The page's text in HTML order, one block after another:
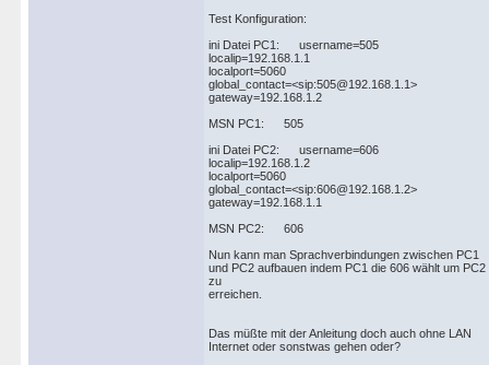
Test Konfiguration:
ini Datei PC1: username=505
localip=192.168.1.1
localport=5060
global_contact=<sip:505@192.168.1.1>
gateway=192.168.1.2
MSN PC1: 505
ini Datei PC2: username=606
localip=192.168.1.2
localport=5060
global_contact=<sip:606@192.168.1.2>
gateway=192.168.1.1
MSN PC2: 606
Nun kann man Sprachverbindungen zwischen PC1
und PC2 aufbauen indem PC1 die 606 wählt um PC2
zu
erreichen.
Das müßte mit der Anleitung doch auch ohne LAN
Internet oder sonstwas gehen oder?